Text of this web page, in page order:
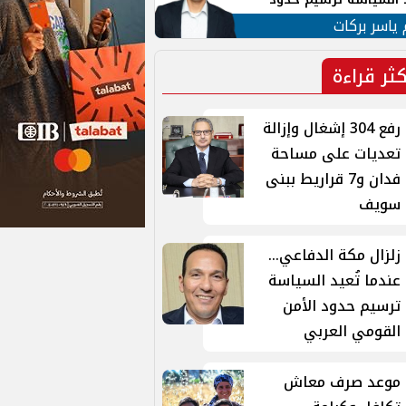
القومي العربي
ياسر بركات
قراءة
رفع 304 إشغال وإزالة
تعديات على مساحة
فدان و7 قراريط ببنى
سويف
زلزال مكة الدفاعي...
عندما تُعيد السياسة
ترسيم حدود الأمن
القومي العربي
موعد صرف معاش